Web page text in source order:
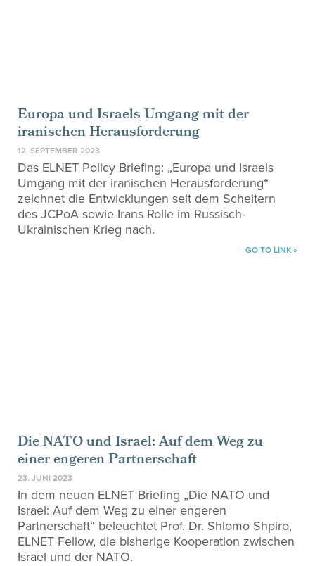
Europa und Israels Umgang mit der
iranischen Herausforderung
12. SEPTEMBER 2023
Das ELNET Policy Briefing: „Europa und Israels
Umgang mit der iranischen Herausforderung“
zeichnet die Entwicklungen seit dem Scheitern
des JCPoA sowie Irans Rolle im Russisch-
Ukrainischen Krieg nach.
GO TO LINK »
Die NATO und Israel: Auf dem Weg zu
einer engeren Partnerschaft
23. JUNI 2023
In dem neuen ELNET Briefing „Die NATO und
Israel: Auf dem Weg zu einer engeren
Partnerschaft“ beleuchtet Prof. Dr. Shlomo Shpiro,
ELNET Fellow, die bisherige Kooperation zwischen
Israel und der NATO.